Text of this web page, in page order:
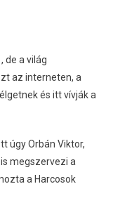
de a világ
az interneten, a
és itt vívják a
úgy Orbán Viktor,
megszervezi a
a Harcosok